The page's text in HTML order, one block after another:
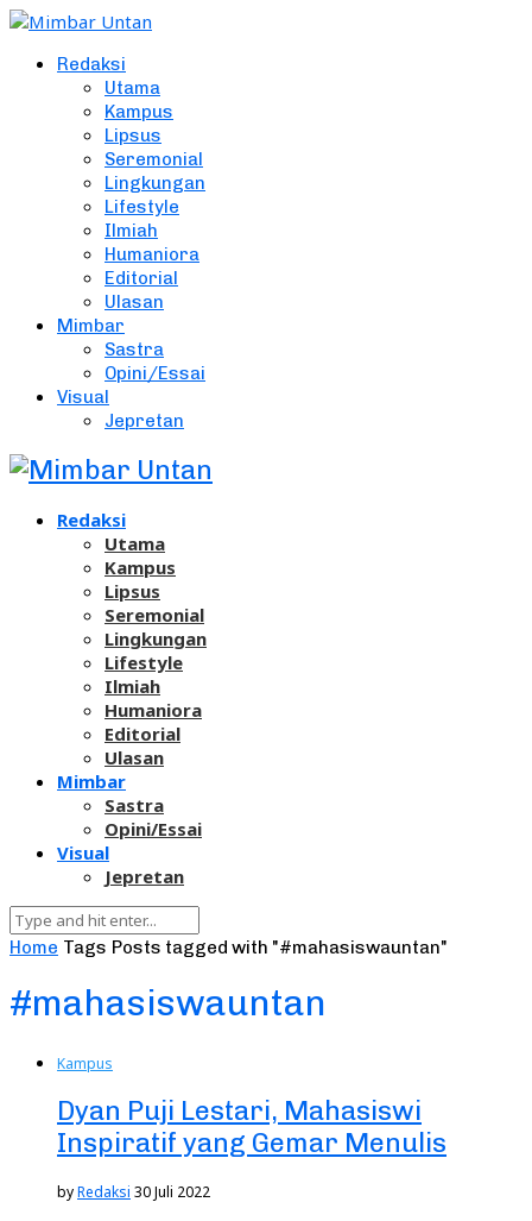
Redaksi
Utama
Kampus
Lipsus
Seremonial
Lingkungan
Lifestyle
Ilmiah
Humaniora
Editorial
Ulasan
Mimbar
Sastra
Opini/Essai
Visual
Jepretan
Redaksi
Utama
Kampus
Lipsus
Seremonial
Lingkungan
Lifestyle
Ilmiah
Humaniora
Editorial
Ulasan
Mimbar
Sastra
Opini/Essai
Visual
Jepretan
Home Tags Posts tagged with "#mahasiswauntan"
#mahasiswauntan
Kampus
Dyan Puji Lestari, Mahasiswi
Inspiratif yang Gemar Menulis
byRedaksi 30 Juli 2022